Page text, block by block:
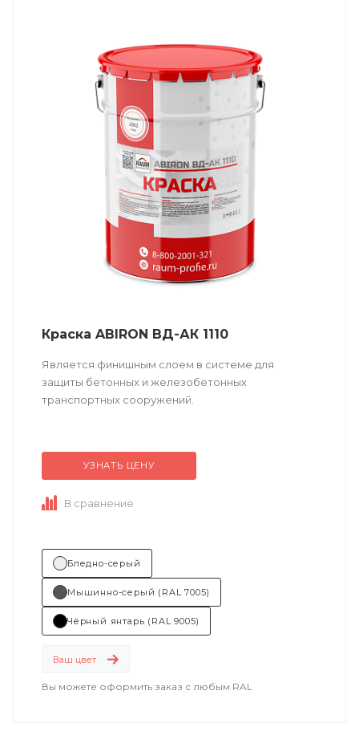
Краска ABIRON ВД-АК 1110
Является финишным слоем в системе для
защиты бетонных и железобетонных
транспортных сооружений.
Техническое описаниепо ссылке
УЗНАТЬ ЦЕНУ
В сравнение
Бледно-серый
Мышинно-серый (RAL 7005)
Чёрный янтарь (RAL 9005)
Ваш цвет
Вы можете оформить заказ с любым RAL